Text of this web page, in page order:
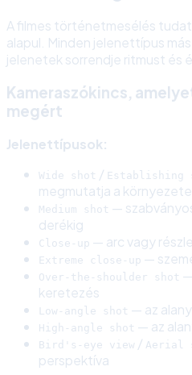
A filmes történetmesélés
alapul. Minden jelenettípus
jelenetek sorrendje ritmust és
Kameraszókincs,
megért
Jelenettípusok:
Wide shot / Establishing
megmutatja a
Medium shot —
derékig
Close-up — arc vagy
Extreme close-up —
Over-the-shoulder shot
keretezés
Low-angle shot — az
High-angle shot — az
Bird's-eye view / Aerial
perspektíva